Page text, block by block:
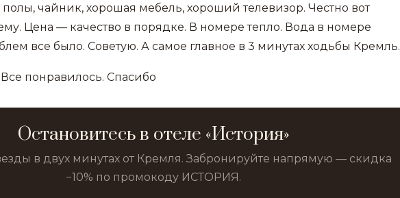
чайник, хорошая мебель, хороший телевизор. Честно вот
Цена — качество в порядке. В номере тепло. Вода в номере
все было. Советую. А самое главное в 3 минутах ходьбы Кремль.
понравилось. Спасибо
Остановитесь в отеле «История»
в двух минутах от Кремля. Забронируйте напрямую — скидка
−10% по промокоду ИСТОРИЯ.